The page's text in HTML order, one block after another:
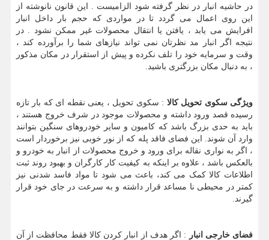
در حاشیه انبار در نظر گرفته شود الزامیست . این قانون نانوشته از
این روی اعمال می گردد تا در مواردی که حجم بار داخل انبار
افرایش می یابد ، یافتن یا انتقال محصولات غیر ممکن نشود . در
نتیجه اگر انبار مد نظرتان نمی تواند نیازهای شما را برآورده کند ،
وقت و سرمایه خود را تلف نکرده و پیش از استقرار در مکان مذکور
، به دنبال مکان بزرگتری باشید.
ویژگی سکوی تحویل کالا : سکوی تحویل ، یعنی نقطه ای که بار تازه
رسیده قصد ورود داشته و محصولات موجود در شرف خروج هستند ،
باید به حدی بزرگ باشد که کامیون و سایر خودروهای سنگین بتوانند
وارد آن شوند. این فضای فاقد پله که از نور خوبی نیز برخوردار است
، اگر به نواری نقاله برای ورود و خروج محصولات از انبار به خودرو و
بالعکس باشد ، علاوه بر اینکه به کیفیت کار کارگران و بهبود روند ثبت
اطلاعات کالا کمک می کند، باعث می شود تا مواد فاسد شدنی نیز
کمتر در محیطی نا مساعد قرار داشته و به سرعت در جای خود قرار
گیرند.
فضای خارجی انبار
: اگر هدف از انبار کردن کالا فقط محافظت از آن